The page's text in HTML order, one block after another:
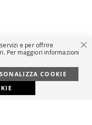
IT05919160969
Solution
e per offrire
Per maggiori informazioni
COOKIE